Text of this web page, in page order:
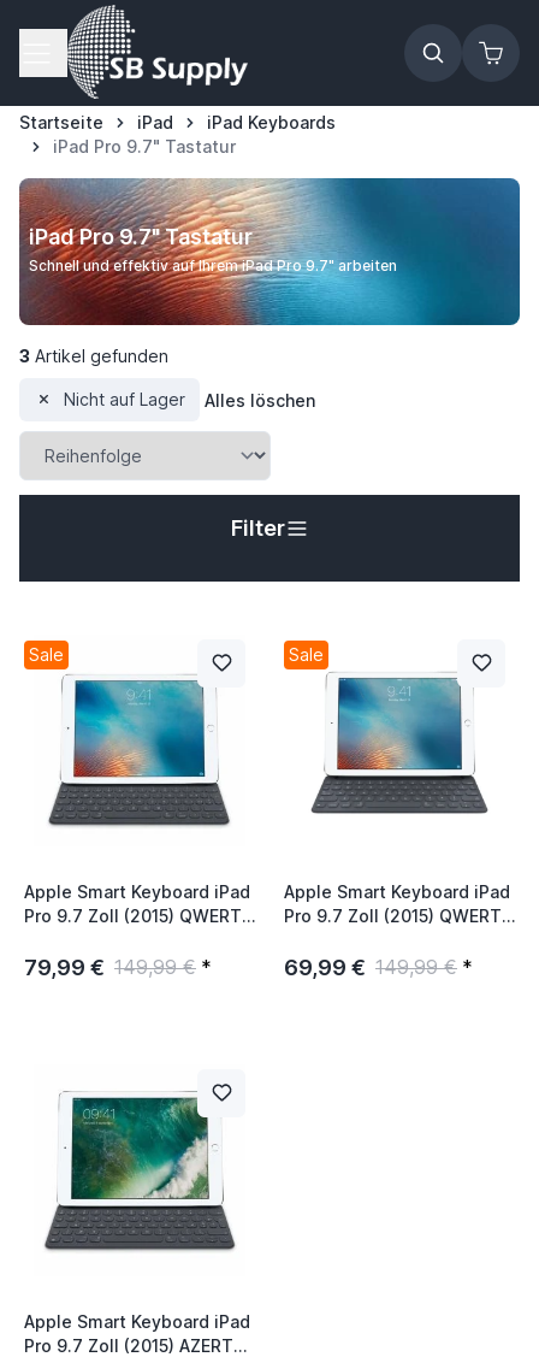
Zum Inhalt springen
Startseite iPad
iPad Keyboards
iPad Pro 9.7" Tastatur
iPad Pro 9.7" Tastatur
Schnell und effektiv auf Ihrem iPad Pro 9.7" arbeiten
3 Artikel gefunden
Nicht auf Lager Alles löschen
Filter
Sale
Apple Smart Keyboard iPad
Pro 9.7 Zoll (2015) QWERTZ
79,99 € 149,99 € *
Sale
Apple Smart Keyboard iPad
Pro 9.7 Zoll (2015) QWERTY
69,99 € 149,99 € *
Apple Smart Keyboard iPad
Pro 9.7 Zoll (2015) AZERTY